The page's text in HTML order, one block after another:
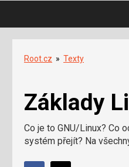
Root.cz » Texty
Základy
Co je to GNU/Linux? Co
systém přejít? Na